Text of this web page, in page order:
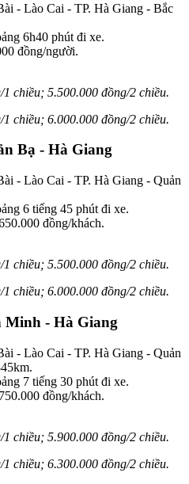
- Lào Cai - TP. Hà Giang - Bắc
6h40 phút đi xe.
đồng/người.
chiều; 5.500.000 đồng/2 chiều.
chiều; 6.000.000 đồng/2 chiều.
Bạ - Hà Giang
- Lào Cai - TP. Hà Giang - Quản
6 tiếng 45 phút đi xe.
đồng/khách.
chiều; 5.500.000 đồng/2 chiều.
chiều; 6.000.000 đồng/2 chiều.
Minh - Hà Giang
- Lào Cai - TP. Hà Giang - Quản
7 tiếng 30 phút đi xe.
đồng/khách.
chiều; 5.900.000 đồng/2 chiều.
chiều; 6.300.000 đồng/2 chiều.